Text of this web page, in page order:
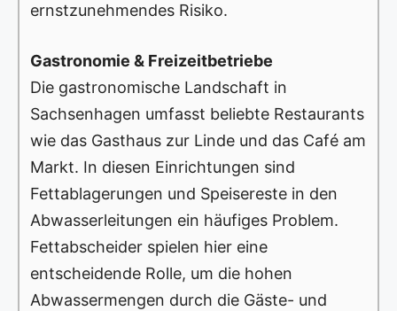
ernstzunehmendes Risiko.
Gastronomie & Freizeitbetriebe
Die gastronomische Landschaft in
Sachsenhagen umfasst beliebte Restaurants
wie das Gasthaus zur Linde und das Café am
Markt. In diesen Einrichtungen sind
Fettablagerungen und Speisereste in den
Abwasserleitungen ein häufiges Problem.
Fettabscheider spielen hier eine
entscheidende Rolle, um die hohen
Abwassermengen durch die Gäste- und